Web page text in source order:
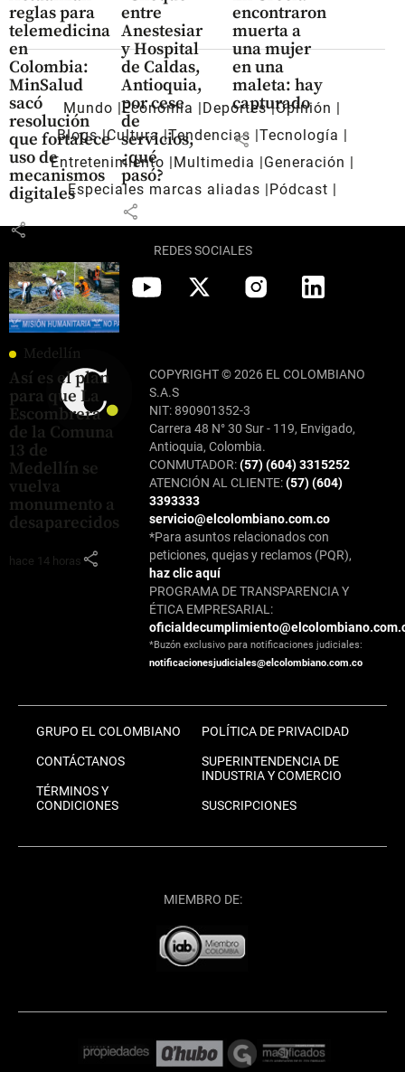
reglas para
telemedicina
en
Colombia:
MinSalud
sacó
resolución
que fortalece
uso de
mecanismos
digitales
share
entre
Anestesiar
y Hospital
de Caldas,
Antioquia,
por cese
de
servicios,
¿qué
pasó?
share
encontraron
muerta a
una mujer
en una
maleta: hay
capturado
share
Medellín
Así es el plan
para que La
Escombrera
de la Comuna
13 de
Medellín se
vuelva
monumento a
desaparecidos
hace 14 horas share
Mundo Economía Deportes Opinión
Blogs Cultura Tendencias Tecnología
Entretenimiento
Multimedia
Generación
Especiales marcas aliadas
Pódcast
REDES SOCIALES
COPYRIGHT © 2026 EL COLOMBIANO
S.A.S
NIT: 890901352-3
Carrera 48 N° 30 Sur - 119, Envigado,
Antioquia, Colombia.
CONMUTADOR:(57) (604) 3315252
ATENCIÓN AL CLIENTE:(57) (604)
3393333
servicio@elcolombiano.com.co
*Para asuntos relacionados con
peticiones, quejas y reclamos (PQR),
haz clic aquí
PROGRAMA DE TRANSPARENCIA Y
ÉTICA EMPRESARIAL:
*Buzón exclusivo para notificaciones judiciales:
notificacionesjudiciales@elcolombiano.com.co
GRUPO EL COLOMBIANO
CONTÁCTANOS
TÉRMINOS Y
CONDICIONES
POLÍTICA DE PRIVACIDAD
SUPERINTENDENCIA DE
INDUSTRIA Y COMERCIO
SUSCRIPCIONES
MIEMBRO DE: